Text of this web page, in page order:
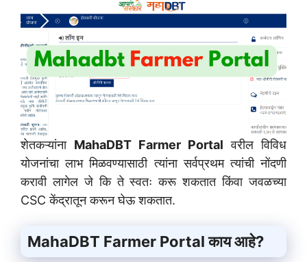
शेतकऱ्यांना MahaDBT Farmer Portal वरील विविध
योजनांचा लाभ मिळवण्यासाठी त्यांना सर्वप्रथम त्यांची नोंदणी
करावी लागेल जे कि ते स्वतः करू शकतात किंवा जवळच्या
CSC केंद्रातून करून घेऊ शकतात.
MahaDBT Farmer Portal काय आहे?